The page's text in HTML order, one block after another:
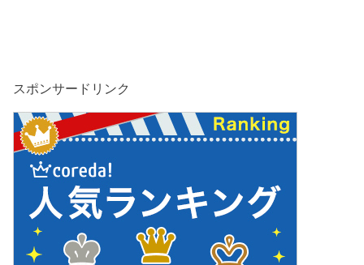
スポンサードリンク